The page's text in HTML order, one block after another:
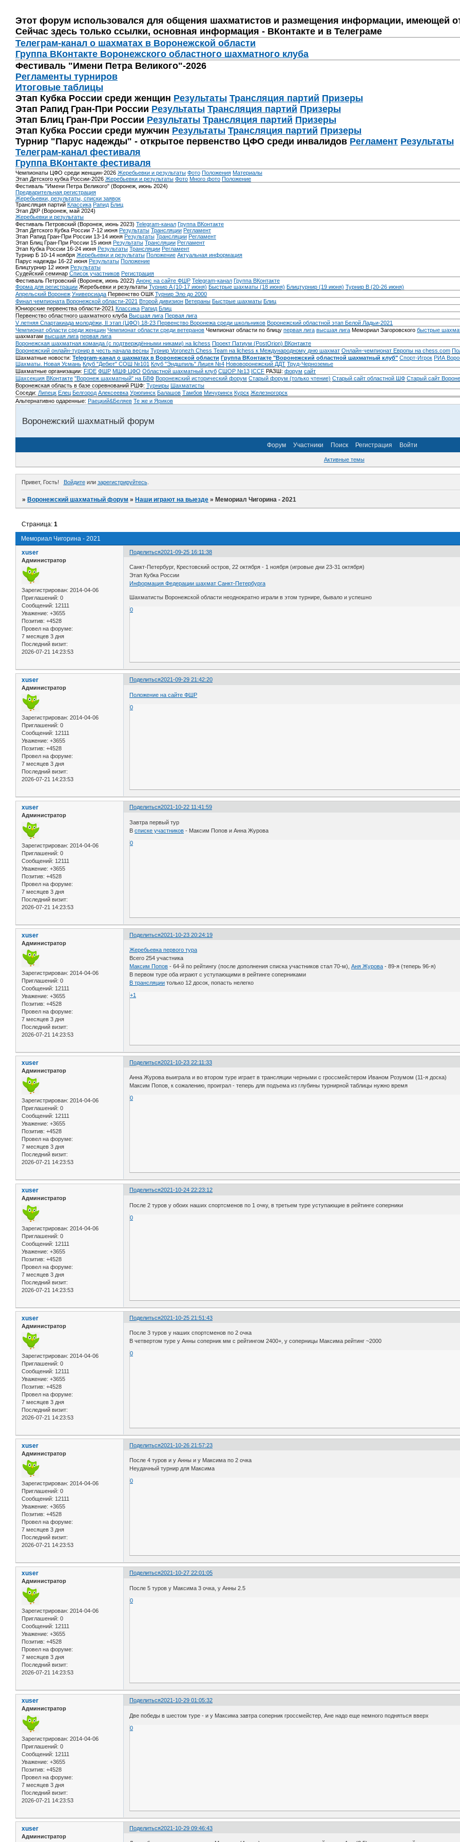
Этот форум использовался для общения шахматистов и размещения информации, имеющей
Сейчас здесь только ссылки, основная информация - ВКонтакте и в Телеграме
Телеграм-канал о шахматах в Воронежской области
Группа ВКонтакте Воронежского областного шахматного клуба
Фестиваль "Имени Петра Великого"-2026
Регламенты турниров
Итоговые таблицы
Этап Кубка России среди женщин Результаты Трансляция партий Призеры
Этап Рапид Гран-При России Результаты Трансляция партий Призеры
Этап Блиц Гран-При России Результаты Трансляция партий Призеры
Этап Кубка России среди мужчин Результаты Трансляция партий Призеры
Турнир "Парус надежды" - открытое первенство ЦФО среди инвалидов Регламент Результаты
Телеграм-канал фестиваля
Группа ВКонтакте фестиваля
Чемпионаты ЦФО среди женщин-2026 Жеребьевки и результаты Фото Положения Материалы
Этап Детского кубка России-2026 Жеребьевки и результаты Фото Много фото Положение
Фестиваль "Имени Петра Великого" (Воронеж, июнь 2024)
Предварительная регистрация
Жеребьевки, результаты, списки заявок
Трансляция партий Классика Рапид Блиц
Этап ДКР (Воронеж, май 2024)
Жеребьевки и результаты
Фестиваль Петровский (Воронеж, июнь 2023) Telegram-канал Группа ВКонтакте
Этап Детского Кубка России 7-12 июня Результаты Трансляции Регламент
Этап Рапид Гран-При России 13-14 июня Результаты Трансляции Регламент
Этап Блиц Гран-При России 15 июня Результаты Трансляции Регламент
Этап Кубка России 16-24 июня Результаты Трансляции Регламент
Турнир Б 10-14 ноября Жеребьевки и результаты Положение Актуальная информация
Парус надежды 16-22 июня Результаты Положение
Блицтурнир 12 июня Результаты
Судейский семинар Список участников Регистрация
Фестиваль Петровский (Воронеж, июнь 2022) Анонс на сайте ФШР Telegram-канал Группа ВКонтакте
Форма для регистрации Жеребьевки и результаты Турнир A (10-17 июня) Быстрые шахматы (18 июня) Блицтурнир (19 июня) Турнир B (20-26 июня)
Апрельский Воронеж Универсиада Первенство ОШК Турнир Эло до 2000
Финал чемпионата Воронежской области-2021 Второй дивизион Ветераны Быстрые шахматы Блиц
Юниорские первенства области-2021 Классика Рапид Блиц
Первенство областного шахматного клуба Высшая лига Первая лига
V летняя Спартакиада молодёжи, II этап (ЦФО) 18-23 Первенство Воронежа среди школьников Воронежский областной этап Белой Ладьи-2021
Чемпионат области среди женщин Чемпионат области среди ветеранов Чемпионат области по блицу первая лига высшая лига Мемориал Загоровского быстрые
шахматам высшая лига первая лига
Воронежская шахматная команда (с подтверждёнными никами) на lichess Проект Патиум (PostOrion) ВКонтакте
Воронежский онлайн-турнир в честь начала весны Турнир Voronezh Chess Team на lichess к Международному дню шахмат Онлайн-чемпионат Европы на chess.com
Шахматные новости: Telegram-канал о шахматах в Воронежской области Группа ВКонтакте "Воронежский областной шахматный клуб" Спорт-Игрок РИА
Шахматы. Новая Усмань Клуб "Дебют" СОШ №101 Клуб "Эндшпиль" Лицея №4 Нововоронежский ДДТ Труд-Черноземье
Шахматные организации: FIDE ФШР МШФ ЦФО Областной шахматный клуб СШОР №13 ICCF РАЗШ: форум сайт
Шахсекция ВКонтакте "Воронеж шахматный" на БВФ Воронежский исторический форум Cтарый форум (только чтение) Старый сайт областной ШФ Старый сайт
Воронежская область в базе соревнований РШФ: Турниры Шахматисты
Соседи: Липецк Елец Белгород Алексеевка Урюпинск Балашов Тамбов Мичуринск Курск Железногорск
Альтернативно одаренные: Раецкий&Беляев Те же и Яриков
Воронежский шахматный форум
Форум Участники Поиск Регистрация Войти
Активные темы
Привет, Гость! Войдитеили зарегистрируйтесь.
»Воронежский шахматный форум »Наши играют на выезде »Мемориал Чигорина - 2021
Мемориал Чигорина - 2021
Страница:1
Поделиться2021-09-25 16:11:38
xuser
Администратор
Зарегистрирован: 2014-04-06
Приглашений: 0
Сообщений: 12111
Уважение: +3655
Позитив: +4528
Провел на форуме:
7 месяцев 3 дня
Последний визит:
2026-07-21 14:23:53
Санкт-Петербург, Крестовский остров, 22 октября - 1 ноября (игровые дни 23-31 октября)
Этап Кубка России
Информация Федерации шахмат Санкт-Петербурга
Шахматисты Воронежской области неоднократно играли в этом турнире, бывало и успешно
0
Поделиться2021-09-29 21:42:20
xuser
Администратор
Зарегистрирован: 2014-04-06
Приглашений: 0
Сообщений: 12111
Уважение: +3655
Позитив: +4528
Провел на форуме:
7 месяцев 3 дня
Последний визит:
2026-07-21 14:23:53
Положение на сайте ФШР
0
Поделиться2021-10-22 11:41:59
xuser
Администратор
Зарегистрирован: 2014-04-06
Приглашений: 0
Сообщений: 12111
Уважение: +3655
Позитив: +4528
Провел на форуме:
7 месяцев 3 дня
Последний визит:
2026-07-21 14:23:53
Завтра первый тур
Всписке участников - Максим Попов и Анна Журова
0
Поделиться2021-10-23 20:24:19
xuser
Администратор
Зарегистрирован: 2014-04-06
Приглашений: 0
Сообщений: 12111
Уважение: +3655
Позитив: +4528
Провел на форуме:
7 месяцев 3 дня
Последний визит:
2026-07-21 14:23:53
Жеребьевка первого тура
Всего 254 участника
Максим Попов - 64-й по рейтингу (после дополнения списка участников стал 70-м),Аня Журова - 89-я (теперь 96-я)
В первом туре оба играют с уступающими в рейтинге соперниками
В трансляции только 12 досок, попасть нелегко
+1
Поделиться2021-10-23 22:11:33
xuser
Администратор
Зарегистрирован: 2014-04-06
Приглашений: 0
Сообщений: 12111
Уважение: +3655
Позитив: +4528
Провел на форуме:
7 месяцев 3 дня
Последний визит:
2026-07-21 14:23:53
Анна Журова выиграла и во втором туре играет в трансляции черными с гроссмейстером Иваном Розумом (11-я доска)
Максим Попов, к сожалению, проиграл - теперь для подъема из глубины турнирной таблицы нужно время
0
Поделиться2021-10-24 22:23:12
xuser
Администратор
Зарегистрирован: 2014-04-06
Приглашений: 0
Сообщений: 12111
Уважение: +3655
Позитив: +4528
Провел на форуме:
7 месяцев 3 дня
Последний визит:
2026-07-21 14:23:53
После 2 туров у обоих наших спортсменов по 1 очку, в третьем туре уступающие в рейтинге соперники
0
Поделиться2021-10-25 21:51:43
xuser
Администратор
Зарегистрирован: 2014-04-06
Приглашений: 0
Сообщений: 12111
Уважение: +3655
Позитив: +4528
Провел на форуме:
7 месяцев 3 дня
Последний визит:
2026-07-21 14:23:53
После 3 туров у наших спортсменов по 2 очка
В четвертом туре у Анны соперник мм с рейтингом 2400+, у соперницы Максима рейтинг ~2000
0
Поделиться2021-10-26 21:57:23
xuser
Администратор
Зарегистрирован: 2014-04-06
Приглашений: 0
Сообщений: 12111
Уважение: +3655
Позитив: +4528
Провел на форуме:
7 месяцев 3 дня
Последний визит:
2026-07-21 14:23:53
После 4 туров и у Анны и у Максима по 2 очка
Неудачный турнир для Максима
0
Поделиться2021-10-27 22:01:05
xuser
Администратор
Зарегистрирован: 2014-04-06
Приглашений: 0
Сообщений: 12111
Уважение: +3655
Позитив: +4528
Провел на форуме:
7 месяцев 3 дня
Последний визит:
2026-07-21 14:23:53
После 5 туров у Максима 3 очка, у Анны 2.5
0
Поделиться2021-10-29 01:05:32
xuser
Администратор
Зарегистрирован: 2014-04-06
Приглашений: 0
Сообщений: 12111
Уважение: +3655
Позитив: +4528
Провел на форуме:
7 месяцев 3 дня
Последний визит:
2026-07-21 14:23:53
Две победы в шестом туре - и у Максима завтра соперник гроссмейстер, Ане надо еще немного подняться вверх
0
Поделиться2021-10-29 09:46:43
xuser
Администратор